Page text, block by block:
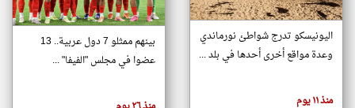
تغيير الدولة
اخبار جزر القمر على مدار الساعة
هنا عن
اليونيسكو تدرج شواطئ نورماندي
وعدة مواقع أخرى أحدها في بلد ...
منذ ١١ يوم
بينهم ممثلو 7 دول عربية.. 13
عضوا في مجلس "الفيفا" ...
klyoum.com